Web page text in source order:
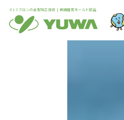
±1ミクロンの金型加工技術 | 微細精密モールド部品